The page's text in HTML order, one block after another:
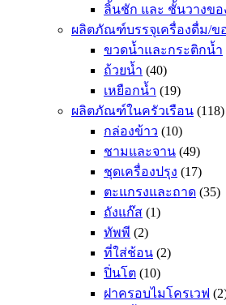
ลิ้นชัก และ ชั้นวางขอ
ผลิตภัณฑ์บรรจุเครื่องดื่ม/ข
ขวดน้ำและกระติกน้ำ
ถ้วยน้ำ (40)
เหยือกน้ำ (19)
ผลิตภัณฑ์ในครัวเรือน (118)
กล่องข้าว (10)
ชามและจาน (49)
ชุดเครื่องปรุง (17)
ตะแกรงและถาด (35)
ถังแก๊ส (1)
ทัพพี (2)
ที่ใส่ช้อน (2)
ปิ่นโต (10)
ฝาครอบไมโครเวฟ